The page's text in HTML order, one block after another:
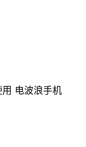
电波浪手机